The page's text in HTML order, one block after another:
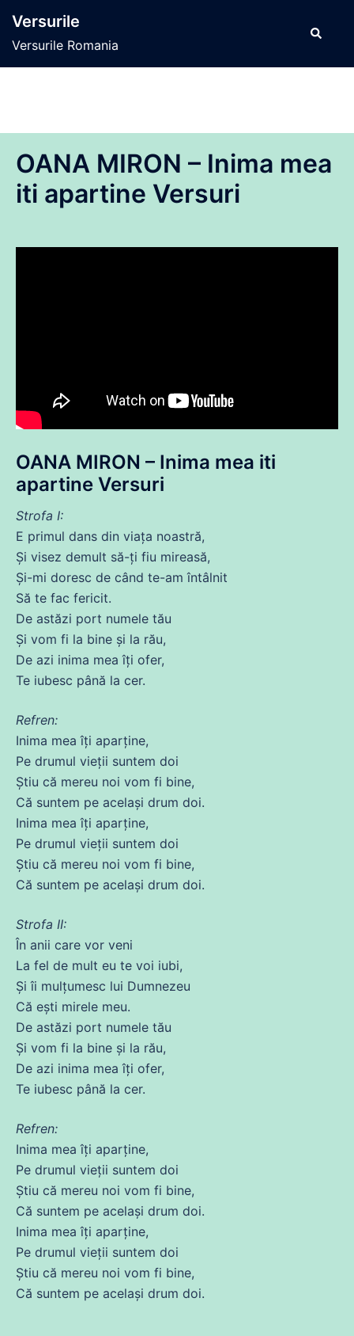
conținut
Versurile
Versurile Romania
Caută
OANA MIRON – Inima mea
iti apartine Versuri
OANA MIRON – Inima mea iti
apartine Versuri
Strofa I:
E primul dans din viața noastră,
Și visez demult să-ți fiu mireasă,
Și-mi doresc de când te-am întâlnit
Să te fac fericit.
De astăzi port numele tău
Și vom fi la bine și la rău,
De azi inima mea îți ofer,
Te iubesc până la cer.
Refren:
Inima mea îți aparține,
Pe drumul vieții suntem doi
Știu că mereu noi vom fi bine,
Că suntem pe același drum doi.
Inima mea îți aparține,
Pe drumul vieții suntem doi
Știu că mereu noi vom fi bine,
Că suntem pe același drum doi.
Strofa II:
În anii care vor veni
La fel de mult eu te voi iubi,
Și îi mulțumesc lui Dumnezeu
Că ești mirele meu.
De astăzi port numele tău
Și vom fi la bine și la rău,
De azi inima mea îți ofer,
Te iubesc până la cer.
Refren:
Inima mea îți aparține,
Pe drumul vieții suntem doi
Știu că mereu noi vom fi bine,
Că suntem pe același drum doi.
Inima mea îți aparține,
Pe drumul vieții suntem doi
Știu că mereu noi vom fi bine,
Că suntem pe același drum doi.